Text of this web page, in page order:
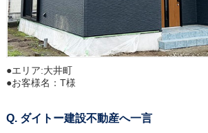
●エリア:大井町
●お客様名： T様
ダイトー建設不動産へ一言